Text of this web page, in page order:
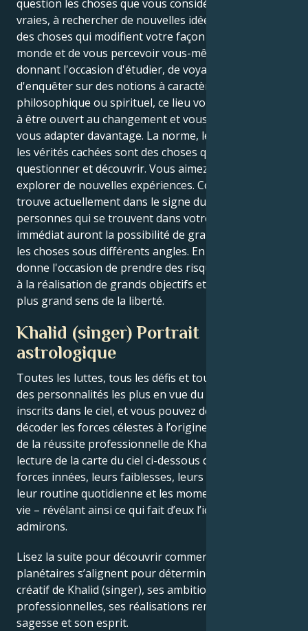
question les choses que vous considérez comme
vraies, à rechercher de nouvelles idées et à trouver
des choses qui modifient votre façon de voir le
monde et de vous percevoir vous-même. En vous
donnant l'occasion d'étudier, de voyager et
d'enquêter sur des notions à caractère
philosophique ou spirituel, ce lieu vous encouragera
à être ouvert au changement et vous motivera à
vous adapter davantage. La norme, les restrictions et
les vérités cachées sont des choses que vous aimez
questionner et découvrir. Vous aimez également
explorer de nouvelles expériences. Comme Pluton se
trouve actuellement dans le signe du Sagittaire, les
personnes qui se trouvent dans votre entourage
immédiat auront la possibilité de grandir et de voir
les choses sous différents angles. En outre, cela vous
donne l'occasion de prendre des risques, de travailler
à la réalisation de grands objectifs et de cultiver un
plus grand sens de la liberté.
Khalid (singer) Portrait
astrologique
Toutes les luttes, tous les défis et tous les triomphes
des personnalités les plus en vue du monde sont
inscrits dans le ciel, et vous pouvez désormais
décoder les forces célestes à l’origine du charme et
de la réussite professionnelle de Khalid (singer). La
lecture de la carte du ciel ci-dessous décrit leurs
forces innées, leurs faiblesses, leurs vulnérabilités,
leur routine quotidienne et les moments clés de leur
vie – révélant ainsi ce qui fait d’eux l’icône que nous
admirons.
Lisez la suite pour découvrir comment les forces
planétaires s’alignent pour déterminer le génie
créatif de Khalid (singer), ses ambitions
professionnelles, ses réalisations remarquables, sa
sagesse et son esprit.